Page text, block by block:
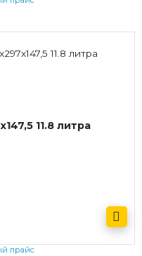
11.8 литра
прайс